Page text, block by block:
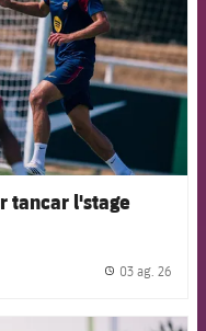
tancar l'stage
03 ag. 26